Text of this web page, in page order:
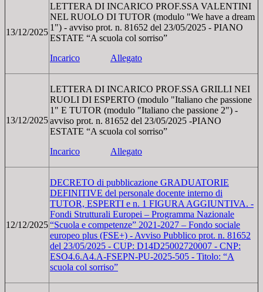
13/12/2025
LETTERA DI INCARICO PROF.SSA VALENTINI
NEL RUOLO DI TUTOR (modulo "We have a dream
1") - avviso prot. n. 81652 del 23/05/2025 - PIANO
ESTATE “A scuola col sorriso”
Incarico
Allegato
13/12/2025
LETTERA DI INCARICO PROF.SSA GRILLI NEI
RUOLI DI ESPERTO (modulo "Italiano che passione
1" E TUTOR (modulo "Italiano che passione 2") -
avviso prot. n. 81652 del 23/05/2025 -PIANO
ESTATE “A scuola col sorriso”
Incarico
Allegato
12/12/2025
DECRETO di pubblicazione GRADUATORIE
DEFINITIVE del personale docente interno di
TUTOR, ESPERTI e n. 1 FIGURA AGGIUNTIVA. -
Fondi Strutturali Europei – Programma Nazionale
“Scuola e competenze” 2021-2027 – Fondo sociale
europeo plus (FSE+) - Avviso Pubblico prot. n. 81652
del 23/05/2025 - CUP: D14D25002720007 - CNP:
ESO4.6.A4.A-FSEPN-PU-2025-505 - Titolo: “A
scuola col sorriso”